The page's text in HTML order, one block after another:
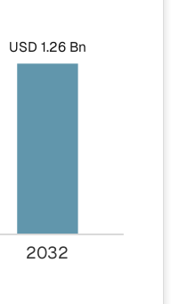
USD 1.26 Bn
2032